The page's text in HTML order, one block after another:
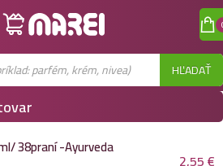
HĽADAŤ
38praní -Ayurveda
2,55€